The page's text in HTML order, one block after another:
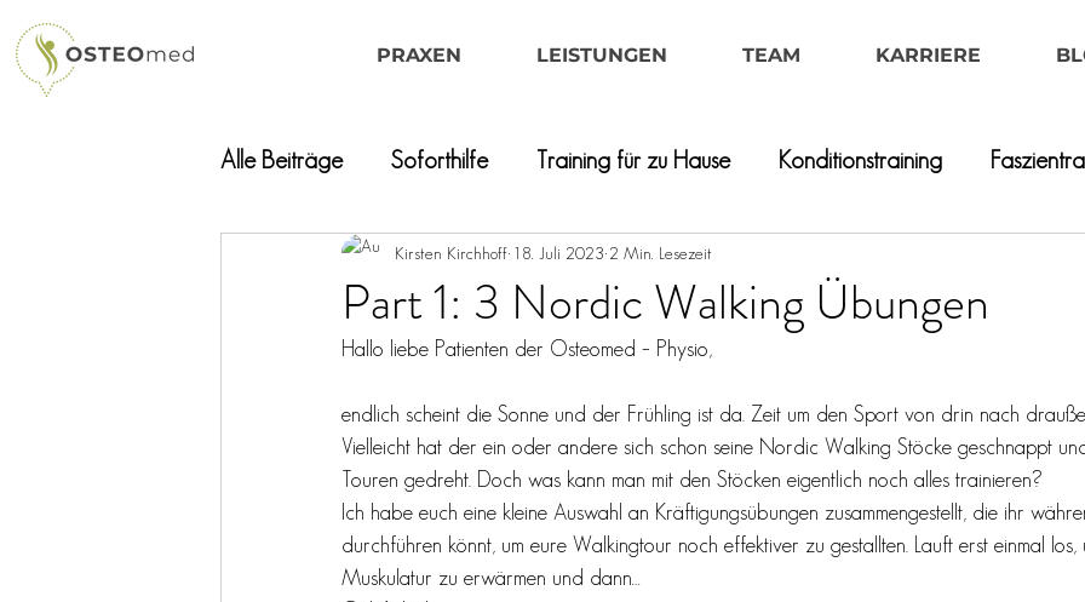
PRAXEN LEISTUNGEN TEAM KARRIERE
Alle Beiträge Soforthilfe Training für zu Hause Konditionstraining
Part 1: 3 Nordic Walking Übungen
Kirsten Kirchhoff 18. Juli 2023 2 Min. Lesezeit
Hallo liebe Patienten der Osteomed – Physio,
endlich scheint die Sonne und der Frühling ist da. Zeit um den Sport von drin nach
Vielleicht hat der ein oder andere sich schon seine Nordic Walking Stöcke geschnappt
Touren gedreht. Doch was kann man mit den Stöcken eigentlich noch alles trainieren?
Ich habe euch eine kleine Auswahl an Kräftigungsübungen zusammengestellt, die ihr
durchführen könnt, um eure Walkingtour noch effektiver zu gestallten. Lauft erst einmal los,
Muskulatur zu erwärmen und dann…